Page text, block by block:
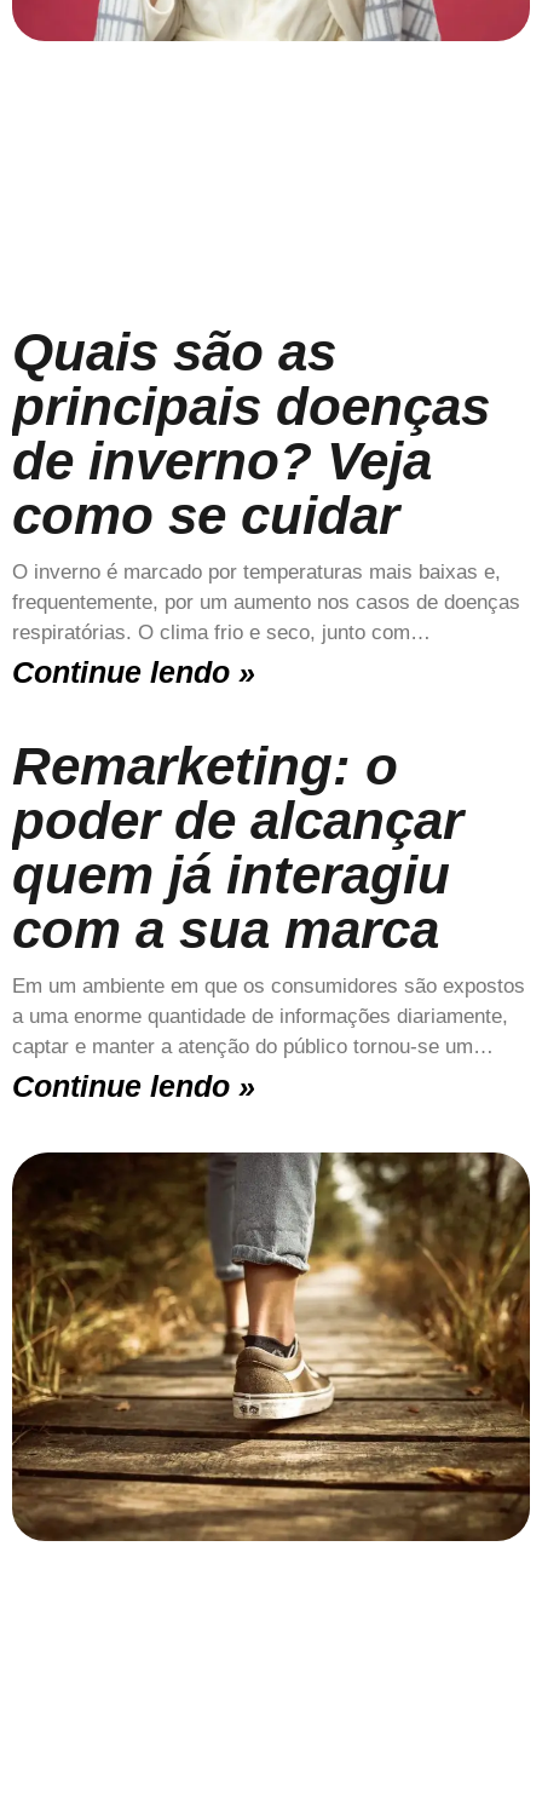
Quais são as
principais doenças
de inverno? Veja
como se cuidar
O inverno é marcado por temperaturas mais baixas e,
frequentemente, por um aumento nos casos de doenças
respiratórias. O clima frio e seco, junto com…
Continue lendo »
Remarketing: o
poder de alcançar
quem já interagiu
com a sua marca
Em um ambiente em que os consumidores são expostos
a uma enorme quantidade de informações diariamente,
captar e manter a atenção do público tornou-se um…
Continue lendo »